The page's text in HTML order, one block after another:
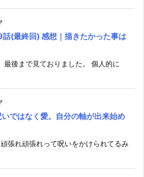
(最終回) 感想｜描きたかった事は
最後まで見ておりました。 個人的に
ではなく愛。自分の軸が出来始め
張れ頑張れって呪いをかけられてるみ